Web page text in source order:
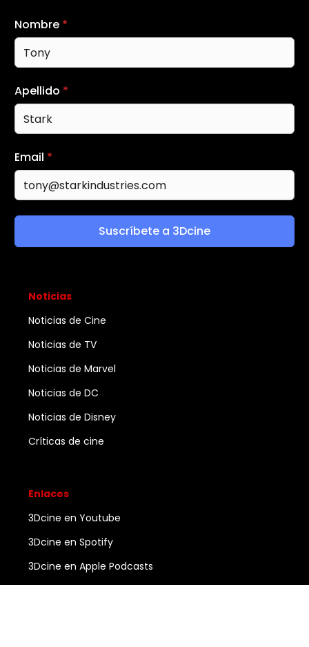
Nombre *
Apellido *
Email *
Suscríbete a 3Dcine
Noticias
Noticias de Cine
Noticias de TV
Noticias de Marvel
Noticias de DC
Noticias de Disney
Críticas de cine
Enlaces
3Dcine en Youtube
3Dcine en Spotify
3Dcine en Apple Podcasts